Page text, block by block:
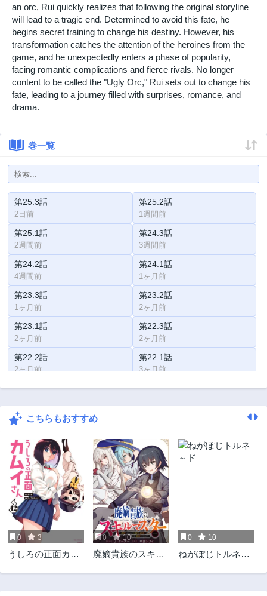
an orc, Rui quickly realizes that following the original storyline
will lead to a tragic end. Determined to avoid this fate, he
begins secret training to change his destiny. However, his
transformation catches the attention of the heroines from the
game, and he unexpectedly enters a phase of popularity,
facing romantic complications and fierce rivals. No longer
content to be called the "Ugly Orc," Rui sets out to change his
fate, leading to a journey filled with surprises, romance, and
drama.
巻一覧
第25.3話
2日前
第25.2話
1週間前
第25.1話
2週間前
第24.3話
3週間前
第24.2話
4週間前
第24.1話
1ヶ月前
第23.3話
1ヶ月前
第23.2話
2ヶ月前
第23.1話
2ヶ月前
第22.3話
2ヶ月前
第22.2話
2ヶ月前
第22.1話
3ヶ月前
第21.3話 第21.2話
第21.1話
第19話
3ヶ月前
第18話
3ヶ月前
第17話
3ヶ月前
第16話
3ヶ月前
第15話
3ヶ月前
第14話
3ヶ月前
第13話
3ヶ月前
第12話
3ヶ月前
第11話 第10話
こちらもおすすめ
0 3
うしろの正面カム
0 10
廃嫡貴族のスキル
キル創造』で世界
0 10
ねがぽじトルネ～